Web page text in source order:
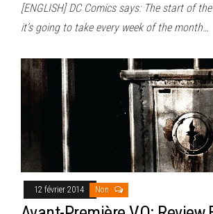
[ENGLISH] DC Comics says: The start of
it’s going to take every week of the month…
12 février 2014 Non